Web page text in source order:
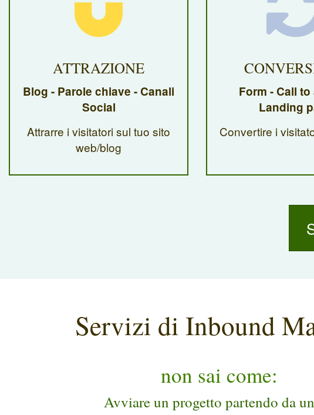
ATTRAZIONE
Blog - Parole chiave - Canali
Social
Attrarre i visitatori sul tuo sito
web/blog
Form - Call
Landing
Convertire i
Servizi di Inbound
non sai come:
Avviare un progetto partendo da